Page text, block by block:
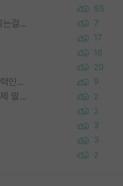
55
왜 후배가 못하는걸 교수님은 내 책임으로 돌리는걸까요? 7
17
16
20
박사진학하기에 2억은 괜찮은 (?) 정도의 경제력인가요 9
타대학원 컨텍 준비중인데, 지도교수님께는 언제 말씀드려야 할까요? 2
2
3
3
2